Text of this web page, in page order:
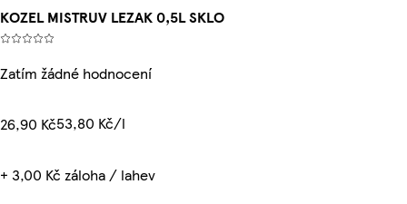
KOZEL MISTRUV LEZAK 0,5L SKLO
Zatím žádné hodnocení
26,90 Kč53,80 Kč/l
+ 3,00 Kč záloha / lahev